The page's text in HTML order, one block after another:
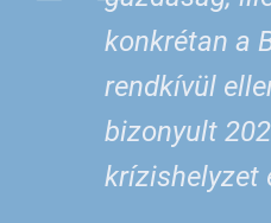
konkrétan a
rendkívül
bizonyult
krízishelyzet